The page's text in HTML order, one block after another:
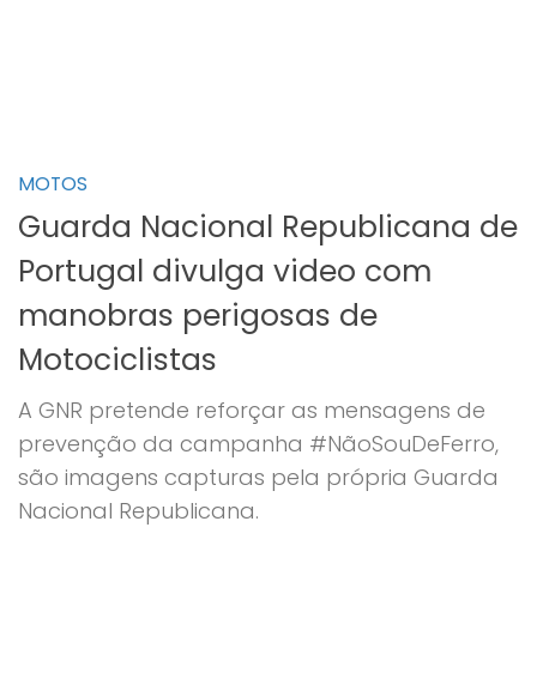
MOTOS
Guarda Nacional Republicana de
Portugal divulga video com
manobras perigosas de
Motociclistas
A GNR pretende reforçar as mensagens de
prevenção da campanha #NãoSouDeFerro,
são imagens capturas pela própria Guarda
Nacional Republicana.